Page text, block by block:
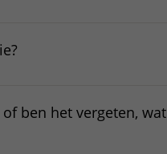
ben het vergeten, wat